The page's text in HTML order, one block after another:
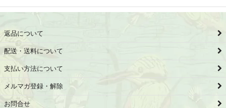
返品について
配送・送料について
支払い方法について
メルマガ登録・解除
お問合せ